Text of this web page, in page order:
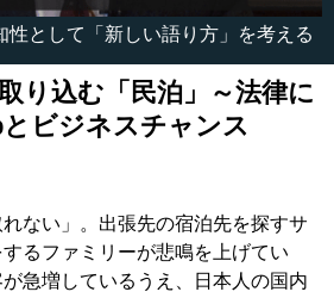
性として「新しい語り方」を考える
り込む「民泊」～法律に
ビジネスチャンス
ない」。出張先の宿泊先を探すサ
るファミリーが悲鳴を上げてい
急増しているうえ、日本人の国内